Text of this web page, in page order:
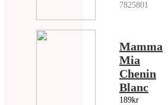
7825801
Mamma
Mia
Chenin
Blanc
189kr